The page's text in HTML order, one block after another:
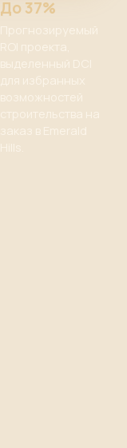
До 37%
для избранных
Hills.